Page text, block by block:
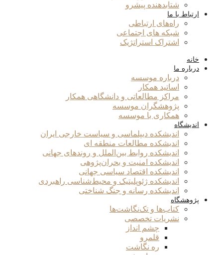
شتابدهنده پیشرو
ارتباط با ما
راه‌های ارتباطی
شبکه های اجتماعی
اشتراک استراتژیک
خانه
درباره ما
درباره موسسه
اساتید همکار
مراکز مطالعاتی و دانشگاهی همکار
پژوهشگران موسسه
همکاری با موسسه
اندیشگاه
اندیشکده دیپلماسی و سیاست خارجی ایران
اندیشکده مطالعات منطقه ای
اندیشکده روابط بین‌الملل و روندهای جهانی
اندیشکده امنیت و بحران‌پژوهی
اندیشکده اقتصاد سیاسی جهانی
اندیشکده ژئوپلیتیک و محیط‌شناسی راهبردی
اندیشکده رسانه و جنگ شناختی
پژوهشگاه
کتاب‌ها و تک‌نگاشت‌ها
نشریات تخصصی
چشم انداز
قلمرو
ره نگاشت